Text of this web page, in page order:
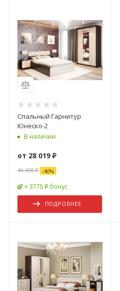
Спальный Гарнитур
Юнеско-2
В наличии
от 28 019 ₽
46 698 ₽ -40%
+ 3775 ₽ бонус
ПОДРОБНЕЕ